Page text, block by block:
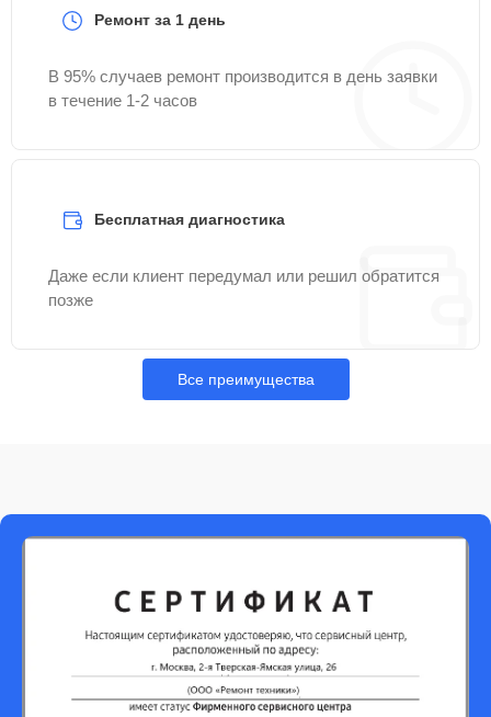
Ремонт за 1 день
В 95% случаев ремонт производится в день заявки
в течение 1-2 часов
Бесплатная диагностика
Даже если клиент передумал или решил обратится
позже
Все преимущества